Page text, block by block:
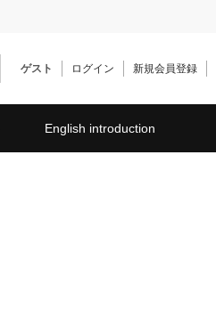
ゲスト ログイン 新規会員登録
English introduction